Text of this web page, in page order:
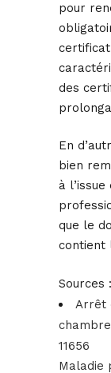
pour
des
En
bien
à
que le
contient
Sources :
Arrêt
11656
Maladie